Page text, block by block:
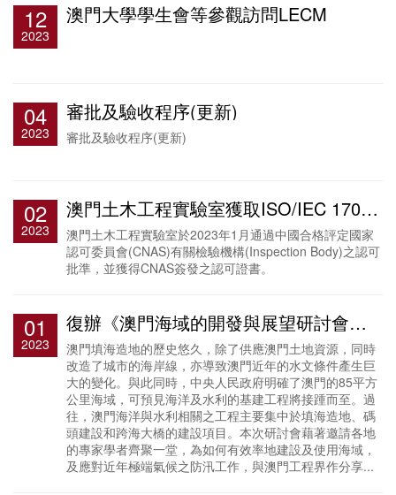
12
2023
澳門大學學生會等參觀訪問LECM
04
2023
審批及驗收程序(更新)
審批及驗收程序(更新)
02
2023
澳門土木工程實驗室獲取ISO/IEC 17020:2012檢驗機構認可證書
澳門土木工程實驗室於2023年1月通過中國合格評定國家
認可委員會(CNAS)有關檢驗機構(Inspection Body)之認可
批準，並獲得CNAS簽發之認可證書。
01
2023
復辦《澳門海域的開發與展望研討會》通知
澳門填海造地的歷史悠久，除了供應澳門土地資源，同時
改造了城市的海岸線，亦導致澳門近年的水文條件產生巨
大的變化。與此同時，中央人民政府明確了澳門的85平方
公里海域，可預見海洋及水利的基建工程將接踵而至。過
往，澳門海洋與水利相關之工程主要集中於填海造地、碼
頭建設和跨海大橋的建設項目。本次研討會藉著邀請各地
的專家學者齊聚一堂，為如何有效率地建設及使用海域，
及應對近年極端氣候之防汛工作，與澳門工程界作分享...